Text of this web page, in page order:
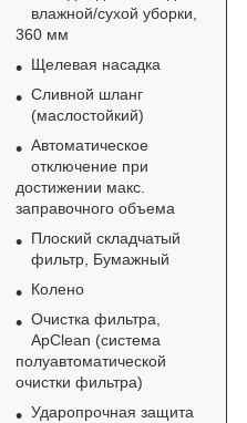
влажной/сухой уборки,
360 мм
Щелевая насадка
Сливной шланг
(маслостойкий)
Автоматическое
отключение при
достижении макс.
заправочного объема
Плоский складчатый
фильтр, Бумажный
Колено
Очистка фильтра,
ApClean (система
полуавтоматической
очистки фильтра)
Ударопрочная защита